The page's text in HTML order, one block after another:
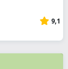
9,1